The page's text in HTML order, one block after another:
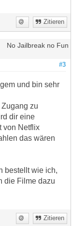
Zitieren
No Jailbreak no Fun
#3
und bin sehr
zu
dir eine
von Netflix
das wären
bestellt wie ich,
die Filme dazu
Zitieren